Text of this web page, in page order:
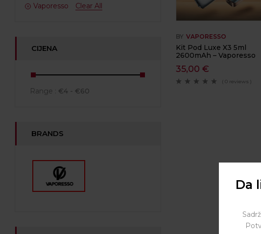
Vaporesso Clear All
CIJENA
Range : €4 - €60
BRANDS
BY VAPORESSO
Kit Pod Luxe X3 5ml
2600mAh – Vaporesso
35,00 €
( 0 reviews )
Da